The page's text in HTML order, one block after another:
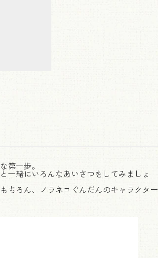
第一歩。
一緒にいろんなあいさつをしてみましょ
ちろん、ノラネコぐんだんのキャラクター